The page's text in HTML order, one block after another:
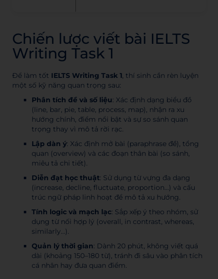
Chiến lược viết bài IELTS
Writing Task 1
Để làm tốt IELTS Writing Task 1, thí sinh cần rèn luyện
một số kỹ năng quan trọng sau:
Phân tích đề và số liệu: Xác định dạng biểu đồ
(line, bar, pie, table, process, map), nhận ra xu
hướng chính, điểm nổi bật và sự so sánh quan
trọng thay vì mô tả rời rạc.
Lập dàn ý: Xác định mở bài (paraphrase đề), tổng
quan (overview) và các đoạn thân bài (so sánh,
miêu tả chi tiết).
Diễn đạt học thuật: Sử dụng từ vựng đa dạng
(increase, decline, fluctuate, proportion…) và cấu
trúc ngữ pháp linh hoạt để mô tả xu hướng.
Tính logic và mạch lạc: Sắp xếp ý theo nhóm, sử
dụng từ nối hợp lý (overall, in contrast, whereas,
similarly…).
Quản lý thời gian: Dành 20 phút, không viết quá
dài (khoảng 150–180 từ), tránh đi sâu vào phân tích
cá nhân hay đưa quan điểm.